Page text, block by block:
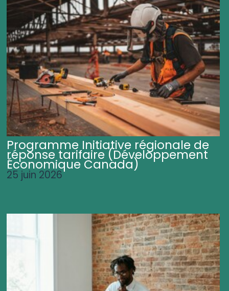
Programme Initiative régionale de
réponse tarifaire (Développement
Économique Canada)
25 juin 2026